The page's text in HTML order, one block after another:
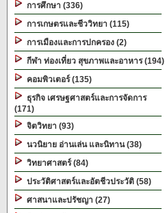
การศึกษา (336)
การเกษตรและชีววิทยา (115)
การเมืองและการปกครอง (2)
กีฬา ท่องเที่ยว สุขภาพและอาหาร (194)
คอมพิวเตอร์ (135)
ธุรกิจ เศรษฐศาสตร์และการจัดการ
(171)
จิตวิทยา (93)
นวนิยาย อ่านเล่น และนิทาน (38)
วิทยาศาสตร์ (84)
ประวัติศาสตร์และอัตชีวประวัติ (58)
ศาสนาและปรัชญา (27)